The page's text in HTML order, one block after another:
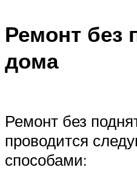
Ремонт без
дома
Ремонт без
проводится
способами: